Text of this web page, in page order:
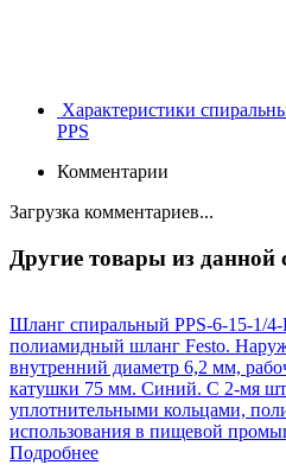
Характеристики
PPS
Комментарии
Загрузка комментариев...
Другие товары из данной
Шланг спиральный PPS-6-15-1/
полиамидный шланг Festo.
внутренний диаметр 6,2 мм,
катушки 75 мм. Синий. С 2-мя
уплотнительными кольцами,
использования в пищевой
Подробнее